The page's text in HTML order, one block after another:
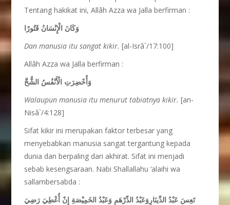
Tentang hakikat ini, Allâh Azza wa Jalla berfirman :
وَكَانَ الْإِنْسَانُ قَتُورًا
Dan manusia itu sangat kikir. [al-Isrâ`/17:100]
Allâh Azza wa Jalla berfirman :
وَأُحْضِرَتِ الْأَنْفُسُ الشُّحَّ
Walaupun manusia itu menurut tabiatnya kikir. [an-
Nisâ`/4:128]
Sifat kikir ini merupakan faktor terbesar yang
menyebabkan manusia sangat tergantung kepada
dunia dan berpaling dari akhirat. Sifat ini menjadi
sebab kesengsaraan. Nabi Shallallahu ‘alaihi wa
sallambersabda :
تَعِسَ عَبْدُ الدِّينَارِوَعَبْدُ الدِّرْهَمِ وَعَبْدُ الخَمِيْصَةِ إِنْ أُعْطِيَ رَضِيَ